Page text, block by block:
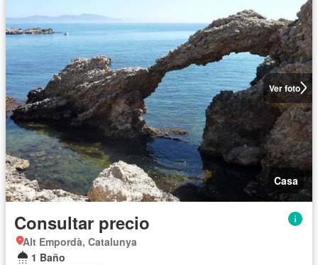
Ver foto
Casa
Consultar precio
Alt Empordà, Catalunya
1 Baño